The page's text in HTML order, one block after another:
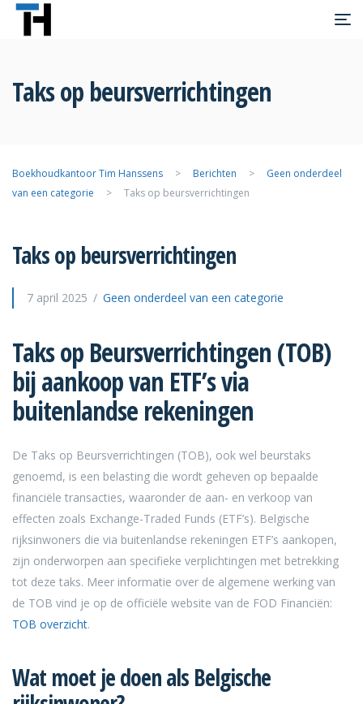
Taks op beursverrichtingen
Boekhoudkantoor Tim Hanssens > Berichten >
Geen onderdeel
van een categorie
> Taks op beursverrichtingen
Taks op beursverrichtingen
7 april 2025 Geen onderdeel van een categorie
Taks op Beursverrichtingen (TOB)
bij aankoop van ETF’s via
buitenlandse rekeningen
De Taks op Beursverrichtingen (TOB), ook wel beurstaks
genoemd, is een belasting die wordt geheven op bepaalde
financiële transacties, waaronder de aan- en verkoop van
effecten zoals Exchange-Traded Funds (ETF’s). Belgische
rijksinwoners die via buitenlandse rekeningen ETF’s aankopen,
zijn onderworpen aan specifieke verplichtingen met betrekking
tot deze taks. Meer informatie over de algemene werking van
de TOB vind je op de officiële website van de FOD Financiën:
TOB overzicht.
Wat moet je doen als Belgische